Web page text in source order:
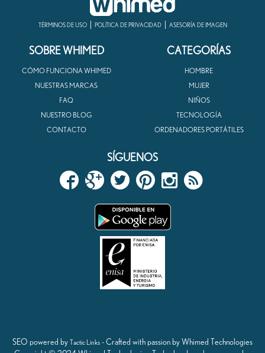
TÉRMINOS DE USO POLÍTICA DE PRIVACIDAD ASESORÍA DE IMAGEN
SOBRE WHIMED
CÓMO FUNCIONA WHIMED
NUESTRAS MARCAS
FAQ
NUESTRO BLOG
CONTACTO
CATEGORÍAS
HOMBRE
MUJER
NIÑOS
TECNOLOGÍA
ORDENADORES PORTÁTILES
SÍGUENOS
SEO powered by Tactic Links - Crafted with passion by Whimed Technologies